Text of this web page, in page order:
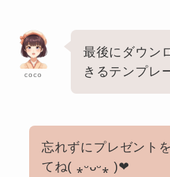
coco
最後にダウン
きるテンプレ
忘れずにプレゼント
てね( ⁎ᵕᴗᵕ⁎ )❤︎